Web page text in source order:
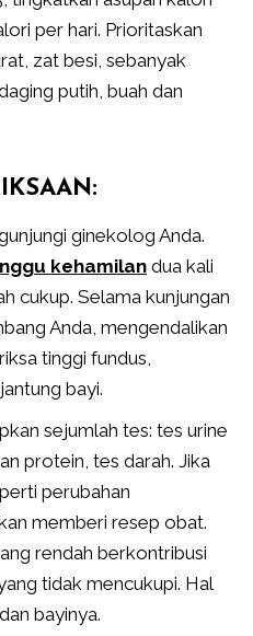
per hari. Prioritaskan
zat besi, sebanyak
putih, buah dan
ginekolog Anda.
kehamilan dua kali
cukup. Selama kunjungan
Anda, mengendalikan
tinggi fundus,
bayi.
sejumlah tes: tes urine
protein, tes darah. Jika
perubahan
memberi resep obat.
rendah berkontribusi
tidak mencukupi. Hal
bayinya.